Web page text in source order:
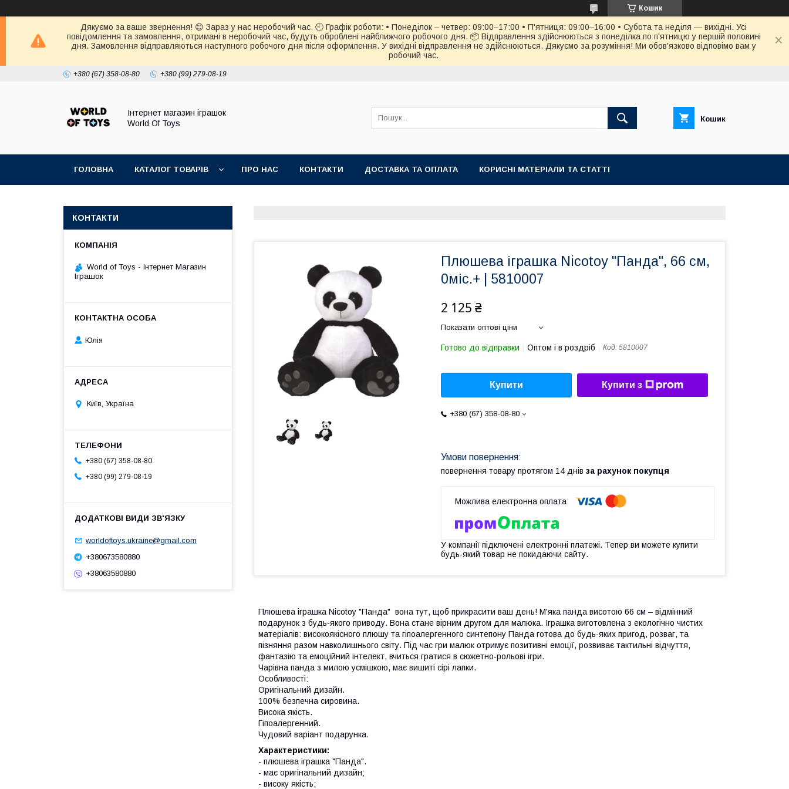
Кошик
Дякуємо за ваше звернення! 😊 Зараз у нас неробочий час. 🕘 Графік роботи: • Понеділок – четвер: 09:00–17:00 • П'ятниця: 09:00–16:00 • Субота та неділя — вихідні. Усі
повідомлення та замовлення, отримані в неробочий час, будуть оброблені найближчого робочого дня. 📦 Відправлення здійснюються з понеділка по п'ятницю у першій половині
дня. Замовлення відправляються наступного робочого дня після оформлення. У вихідні відправлення не здійснюються. Дякуємо за розуміння! Ми обов'язково відповімо вам у
робочий час.
+380 (67) 358-08-80 +380 (99) 279-08-19
Інтернет магазин іграшок
World Of Toys
Кошик
ГОЛОВНА КАТАЛОГ ТОВАРІВ ПРО НАС КОНТАКТИ ДОСТАВКА ТА ОПЛАТА КОРИСНІ МАТЕРІАЛИ ТА СТАТТІ
Плюшева іграшка Nicotoy "Панда", 66 см,
0міс.+ | 5810007
2 125 ₴
Показати оптові ціни
Готово до відправки Оптом і в роздріб Код: 5810007
Купити Купити з
+380 (67) 358-08-80
повернення товару протягом 14 днів за рахунок покупця
У компанії підключені електронні платежі. Тепер ви можете купити
будь-який товар не покидаючи сайту.
Плюшева іграшка Nicotoy "Панда" вона тут, щоб прикрасити ваш день! М'яка панда висотою 66 см – відмінний
подарунок з будь-якого приводу. Вона стане вірним другом для малюка. Іграшка виготовлена з екологічно чистих
матеріалів: високоякісного плюшу та гіпоалергенного синтепону Панда готова до будь-яких пригод, розваг, та
пізняння разом навколишнього світу. Під час гри малюк отримує позитивні емоції, розвиває тактильні відчуття,
фантазію та емоційний інтелект, вчиться гратися в сюжетно-рольові ігри.
Чарівна панда з милою усмішкою, має вишиті сірі лапки.
Особливості:
Оригінальний дизайн.
100% безпечна сировина.
Висока якість.
Гіпоалергенний.
Чудовий варіант подарунка.
Характеристики:
- плюшева іграшка "Панда".
- має оригінальний дизайн;
- високу якість;
КОНТАКТИ
World of Toys - Інтернет Магазин
Іграшок
Юлія
Київ, Україна
+380 (67) 358-08-80
+380 (99) 279-08-19
worldoftoys.ukraine@gmail.com
+380673580880
+38063580880